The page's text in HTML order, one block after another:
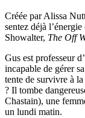
Créée par Alissa
sentez déjà
Showalter, The Off
Gus est professeur
incapable de gérer
tente de survivre à
? Il tombe
Chastain), une
un lundi matin.